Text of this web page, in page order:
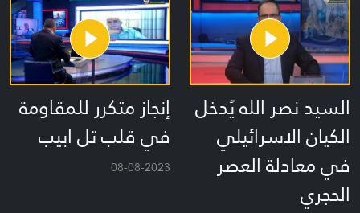
السيد نصر الله يُدخل
الكيان الاسرائيلي
في معادلة العصر
الحجري
إنجاز متكرر للمقاومة
في قلب تل ابيب
08-08-2023